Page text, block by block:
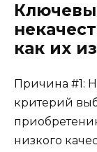
как их
Причина #1:
критерий
низкого